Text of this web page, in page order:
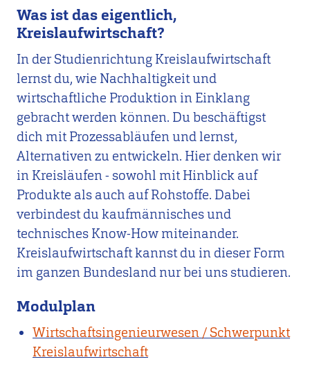
Was ist das eigentlich,
Kreislaufwirtschaft?
In der Studienrichtung Kreislaufwirtschaft
lernst du, wie Nachhaltigkeit und
wirtschaftliche Produktion in Einklang
gebracht werden können. Du beschäftigst
dich mit Prozessabläufen und lernst,
Alternativen zu entwickeln. Hier denken wir
in Kreisläufen - sowohl mit Hinblick auf
Produkte als auch auf Rohstoffe. Dabei
verbindest du kaufmännisches und
technisches Know-How miteinander.
Kreislaufwirtschaft kannst du in dieser Form
im ganzen Bundesland nur bei uns studieren.
Modulplan
Wirtschaftsingenieurwesen / Schwerpunkt
Kreislaufwirtschaft